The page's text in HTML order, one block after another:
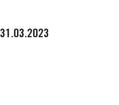
31.03.2023